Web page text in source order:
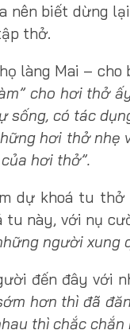
nên biết dừng
thở.
làng Mai – cho
cho hơi thở
sống, có tác
hơi thở
hơi thở”.
dự khoá tu
tu này, với nụ
người xung
đến đây với
hơn thì đã
thì chắc